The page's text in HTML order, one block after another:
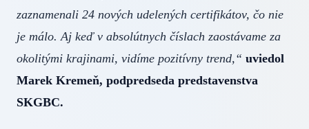
zaznamenali 24 nových udelených certifikátov, čo nie
je málo. Aj keď v absolútnych číslach zaostávame za
okolitými krajinami, vidíme pozitívny trend,“ uviedol
Marek Kremeň, podpredseda predstavenstva
SKGBC.